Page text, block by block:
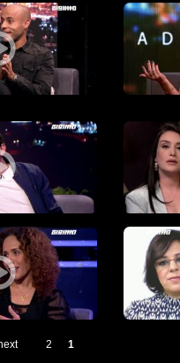
مشاحنة وضعف ، أم قوة
!ستوديو البلد:
قديمة ووسائل إعلام جديدة
الفن ممتلك
البلد،مساواة
عصر التواصل الإفتراضي الخالص!،
تأثير الحجر
1
2
›